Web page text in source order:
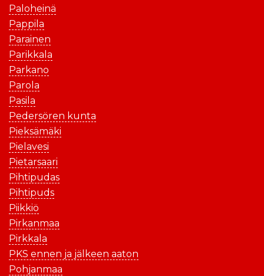
Paloheinä
Pappila
Parainen
Parikkala
Parkano
Parola
Pasila
Pedersören kunta
Pieksämäki
Pielavesi
Pietarsaari
Pihtipudas
Pihtipuds
Piikkiö
Pirkanmaa
Pirkkala
PKS ennen ja jälkeen aaton
Pohjanmaa